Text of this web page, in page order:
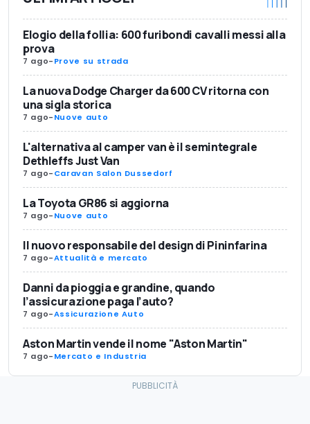
Elogio della follia: 600 furibondi cavalli messi alla
prova
7 ago-Prove su strada
La nuova Dodge Charger da 600 CV ritorna con
una sigla storica
7 ago-Nuove auto
L'alternativa al camper van è il semintegrale
Dethleffs Just Van
7 ago-Caravan Salon Dussedorf
La Toyota GR86 si aggiorna
7 ago-Nuove auto
Il nuovo responsabile del design di Pininfarina
7 ago-Attualità e mercato
Danni da pioggia e grandine, quando
l’assicurazione paga l’auto?
7 ago-Assicurazione Auto
Aston Martin vende il nome "Aston Martin"
7 ago-Mercato e Industria